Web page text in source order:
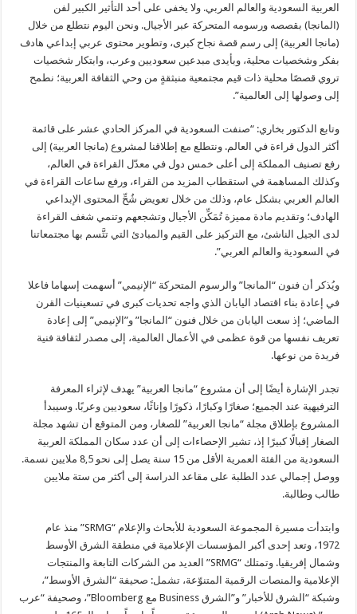
العربية السعودية والعالم العربي. ولا يخفى على أحد التأثير الكبير لفن
(المانجا) بقصصه ورسومه المتحركة عبر الأجيال. ونحن اليوم نتطلع من خلال
(مانجا العربية) إلى رسم قصة نجاح كبرى، وتطوير محتوى عربي إبداعي هادف
بفكر وشخصيات محلية، وبأيدى مبدعين سعوديين وعرب، وابتكار شخصيات
تروي قصصًا محلية ذات قيم مجتمعية منبثقةٍ من وحي الثقافة العربية؛ نطمح
إلى وصولها إلى العالمية”.
وتابع الدكتور بخاري: “صنفت السعودية في المركز الحادي عشر على قائمة
أكثر الدول قراءة في العالم. ونتطلع مع إطلاقنا لمشروع (مانجا العربية) إلى
رفع تصنيف المملكة إلى أعلى خمس دول في معدّل القراءة في العالم،
وكذلك المساهمة في استقطاب المزيد من القراء، ورفع ساعات القراءة في
العالم العربي بشكل عام، وذلك من خلال تعويض شُحِّ المحتوى الإبداعي
الهادف؛ وتقديم مادة مميزة تُمَكِّن الأجيال وتشجعهم وتنمي شغف القراءة
لدى الجيل الناشئ، مع التركيز على القيم والمبادئ التي تتَّسم بها مجتمعاتنا
في السعودية والعالم العربي”.
ويُذكر أن فنون “المانجا” والرسوم المتحركة “الإنيمي” أسهمت إسهاما فاعلا
في إعادة بناء اقتصاد اليابان الذي واجه تحديات كبرى في تسعينيات القرن
الماضي؛ إذ سعت اليابان من خلال فنون “المانجا” و”الإنيمي” إلى إعادة
تعريف نفسها من قوة عظمى في الأعمال العالمية، إلى مصدر لثقافة فنية
فريدة من نوعها.
تجدر الإشارة أيضًا إلى أن مشروع “مانجا العربية” يهدف لإثراء المعرفة
الترفيهية عند الجميع؛ صغارًا وكبارًا، ذكورًا وإناثًا، سعوديين وعربًا. وسيبدأ
المشروع بإطلاق مجلة “مانجا العربية” للصغار، ومن المتوقع أن تشهد مجلة
الصغار إقبالًا كبيرًا إذ، تشير الإحصاءات إلى أن عدد سكان المملكة العربية
السعودية من الفئة العمرية الأقل من 15 سنة يصل إلى نحو 8,5 ملايين نسمة.
ووصل إجمالي عدد الطلبة على مقاعد الدراسة إلى أكثر من ستة ملايين
طالب وطالبة.
وابتدأت مسيرة المجموعة السعودية للأبحاث والإعلام “SRMG” منذ عام
1972، وتعد إحدى أكبر المؤسسات الإعلامية في منطقة الشرق الأوسط
وشمال إفريقيا. وتمتلك “SRMG” العديد من الشركات التابعة والمنتجات
الإعلامية والمنصات الرقمية المتنوّعة، تشمل: صحيفة “الشرق الأوسط”،
وشبكة “الشرق للأخبار” و”الشرق Business مع Bloomberg”، وصحيفة “عرب